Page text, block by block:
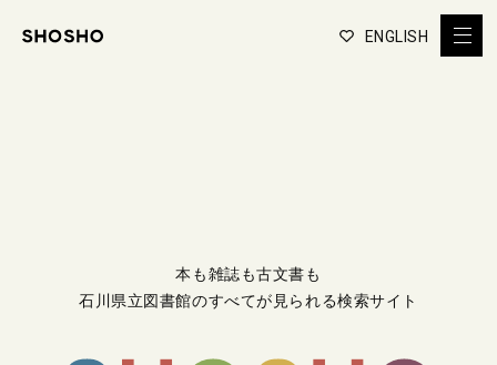
ENGLISH
本も雑誌も古文書も
石川県立図書館のすべてが見られる検索サイト